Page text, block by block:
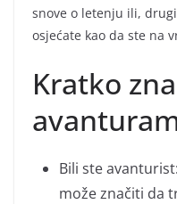
snove o letenju ili,
osjećate kao da ste na
Kratko
Bili ste
može značiti da